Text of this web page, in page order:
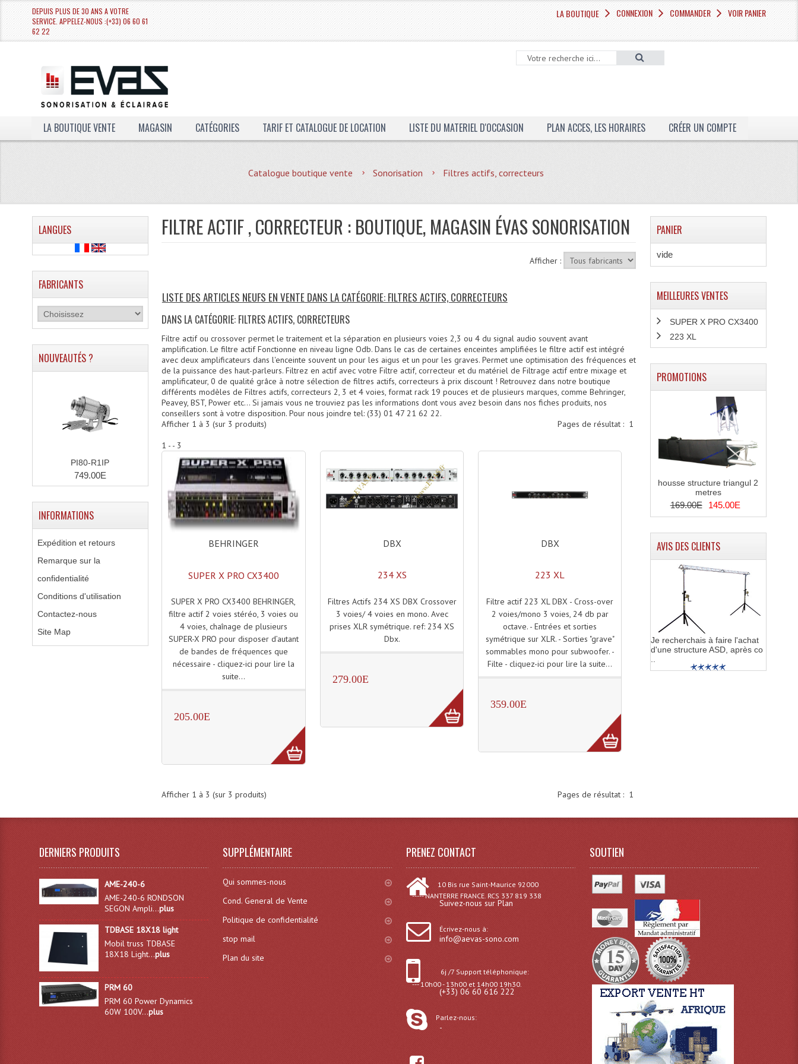
DEPUIS PLUS DE 30 ANS A VOTRE
SERVICE. APPELEZ-NOUS :(+33) 06 60 61
62 22
LA BOUTIQUE CONNEXION COMMANDER VOIR PANIER
LA BOUTIQUE VENTE MAGASIN CATÉGORIES TARIF ET CATALOGUE DE LOCATION LISTE DU MATERIEL D'OCCASION PLAN ACCES, LES HORAIRES CRÉER UN COMPTE
Catalogue boutique vente Sonorisation Filtres actifs, correcteurs
FILTRE ACTIF , CORRECTEUR : BOUTIQUE, MAGASIN ÉVAS SONORISATION
Afficher :
LISTE DES ARTICLES NEUFS EN VENTE DANS LA CATÉGORIE: FILTRES ACTIFS, CORRECTEURS
DANS LA CATÉGORIE: FILTRES ACTIFS, CORRECTEURS
Filtre actif ou crossover permet le traitement et la séparation en plusieurs voies 2,3 ou 4 du signal audio souvent avant
amplification. Le filtre actif Fonctionne en niveau ligne Odb. Dans le cas de certaines enceintes amplifiées le filtre actif est intégré
avec deux amplificateurs dans l'enceinte souvent un pour les aigus et un pour les graves. Permet une optimisation des fréquences et
de la puissance des haut-parleurs. Filtrez en actif avec votre Filtre actif, correcteur et du matériel de Filtrage actif entre mixage et
amplificateur, 0 de qualité grâce à notre sélection de filtres actifs, correcteurs à prix discount ! Retrouvez dans notre boutique
différents modèles de Filtres actifs, correcteurs 2, 3 et 4 voies, format rack 19 pouces et de plusieurs marques, comme Behringer,
Peavey, BST, Power etc… Si jamais vous ne trouviez pas les informations dont vous avez besoin dans nos fiches produits, nos
conseillers sont à votre disposition. Pour nous joindre tel: (33) 01 47 21 62 22.
Pages de résultat : 1
Afficher 1 à 3 (sur 3 produits)
1 - - 3
BEHRINGER
SUPER X PRO CX3400
SUPER X PRO CX3400 BEHRINGER,
filtre actif 2 voies stéréo, 3 voies ou
4 voies, chaînage de plusieurs
SUPER-X PRO pour disposer d’autant
de bandes de fréquences que
nécessaire - cliquez-ici pour lire la
suite...
205.00E
DBX
234 XS
Filtres Actifs 234 XS DBX Crossover
3 voies/ 4 voies en mono. Avec
prises XLR symétrique. ref: 234 XS
Dbx.
279.00E
DBX
223 XL
Filtre actif 223 XL DBX - Cross-over
2 voies/mono 3 voies, 24 db par
octave. - Entrées et sorties
symétrique sur XLR. - Sorties "grave"
sommables mono pour subwoofer. -
Filte - cliquez-ici pour lire la suite...
359.00E
Pages de résultat : 1
Afficher 1 à 3 (sur 3 produits)
LANGUES
FABRICANTS
NOUVEAUTÉS ?
PI80-R1IP
749.00E
INFORMATIONS
Expédition et retours
Remarque sur la
confidentialité
Conditions d'utilisation
Contactez-nous
Site Map
PANIER
vide
MEILLEURES VENTES
SUPER X PRO CX3400
223 XL
PROMOTIONS
housse structure triangul 2
metres
169.00E 145.00E
AVIS DES CLIENTS
Je recherchais à faire l'achat
d'une structure ASD, après co
DERNIERS PRODUITS
AME-240-6
AME-240-6 RONDSON
SEGON Ampli...plus
TDBASE 18X18 light
Mobil truss TDBASE
18X18 Light...plus
PRM 60
PRM 60 Power Dynamics
60W 100V...plus
SUPPLÉMENTAIRE
Qui sommes-nous
Cond. General de Vente
Politique de confidentialité
stop mail
Plan du site
PRENEZ CONTACT
10 Bis rue Saint-Maurice 92000
----- NANTERRE FRANCE. RCS 337 819 338
Suivez-nous sur Plan
Écrivez-nous à:
info@aevas-sono.com
6j /7 Support téléphonique:
--- 10h00 - 13h00 et 14h00 19h30.
(+33) 06 60 616 222
Parlez-nous:
-
SOUTIEN